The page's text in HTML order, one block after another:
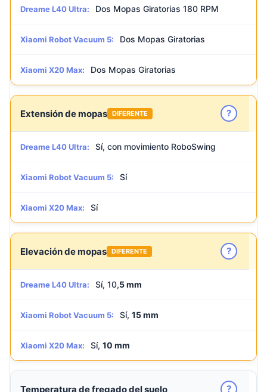
Dreame L40 Ultra: Dos Mopas Giratorias 180 RPM
Xiaomi Robot Vacuum 5: Dos Mopas Giratorias
Xiaomi X20 Max: Dos Mopas Giratorias
Extensión de mopas DIFERENTE ?
Dreame L40 Ultra: Sí, con movimiento RoboSwing
Xiaomi Robot Vacuum 5: Sí
Xiaomi X20 Max: Sí
Elevación de mopas DIFERENTE ?
Dreame L40 Ultra: Sí, 10,5 mm
Xiaomi Robot Vacuum 5: Sí, 15 mm
Xiaomi X20 Max: Sí, 10 mm
Temperatura de fregado del suelo ?